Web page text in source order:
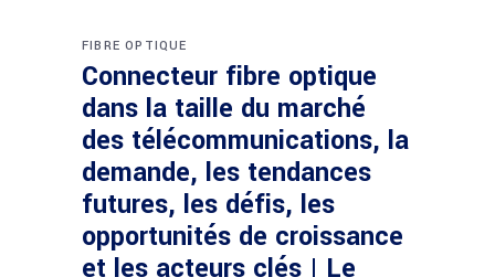
FIBRE OPTIQUE
Connecteur fibre optique
dans la taille du marché
des télécommunications, la
demande, les tendances
futures, les défis, les
opportunités de croissance
et les acteurs clés | Le